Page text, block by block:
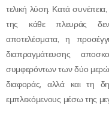
τελική λύση. Κατά
της κάθε πλευράς δεν
αποτελέσματα, η
διαπραγμάτευσης
συμφερόντων των δύο μερών
διαφοράς, αλλά και τη
εμπλεκόμενους μέσω της